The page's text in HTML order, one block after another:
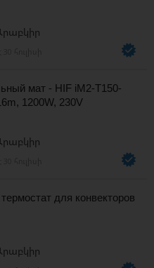
мат - HIF iM2-T150-
1200W, 230V
для конвекторов